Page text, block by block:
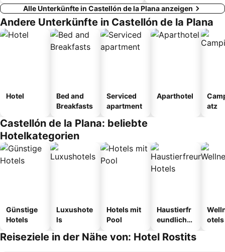
Alle Unterkünfte in Castellón de la Plana anzeigen
Andere Unterkünfte in Castellón de la Plana
Hotel
Bed and
Breakfasts
Serviced
apartment
Aparthotel
atz
Castellón de la Plana: beliebte
Hotelkategorien
Günstige
Hotels
Luxushote
ls
Hotels mit
Pool
Haustierfr
eundliche
otels
Reiseziele in der Nähe von: Hotel Rostits